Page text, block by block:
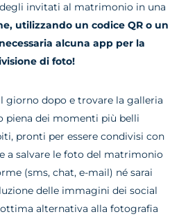
invitati al matrimonio in una
utilizzando un codice QR o un
alcuna app per la
di foto!
giorno dopo e trovare la galleria
piena dei momenti più belli
pronti per essere condivisi con
a salvare le foto del matrimonio
(sms, chat, e-mail) né sarai
delle immagini dei social
alternativa alla fotografia